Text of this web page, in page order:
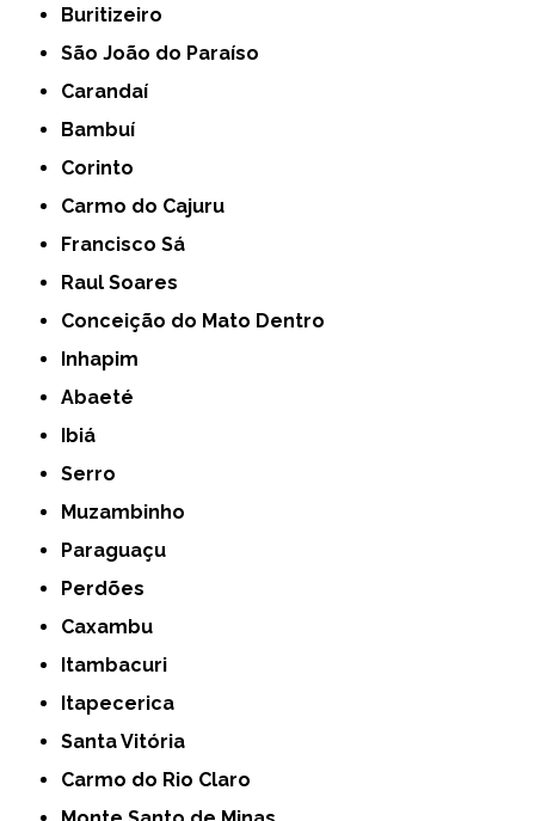
Buritizeiro
São João do Paraíso
Carandaí
Bambuí
Corinto
Carmo do Cajuru
Francisco Sá
Raul Soares
Conceição do Mato Dentro
Inhapim
Abaeté
Ibiá
Serro
Muzambinho
Paraguaçu
Perdões
Caxambu
Itambacuri
Itapecerica
Santa Vitória
Carmo do Rio Claro